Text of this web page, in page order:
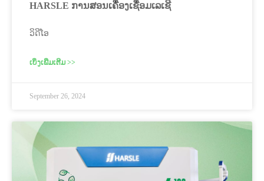
HARSLE ການສອນເຄື່ອງເຊື່ອມເລເຊີ
ວິດີໂອ
ເບິ່ງເພີ່ມເຕີມ >>
September 26, 2024